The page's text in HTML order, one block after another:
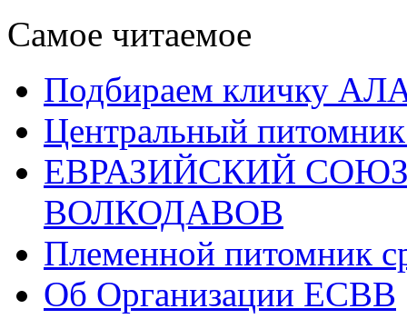
Самое читаемое
Подбираем кличку
Центральный
ЕВРАЗИЙСКИЙ
ВОЛКОДАВОВ
Племенной питомник
Об Организации ЕСВВ